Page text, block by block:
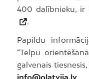
400 dalībnieku, ir
.
Papildu
“Telpu
galvenais
info@olatvija.lv.